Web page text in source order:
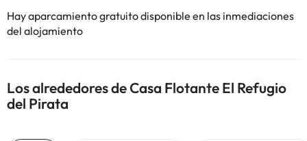
Hay aparcamiento gratuito disponible en las inmediaciones
del alojamiento
Los alrededores de Casa Flotante El Refugio
del Pirata